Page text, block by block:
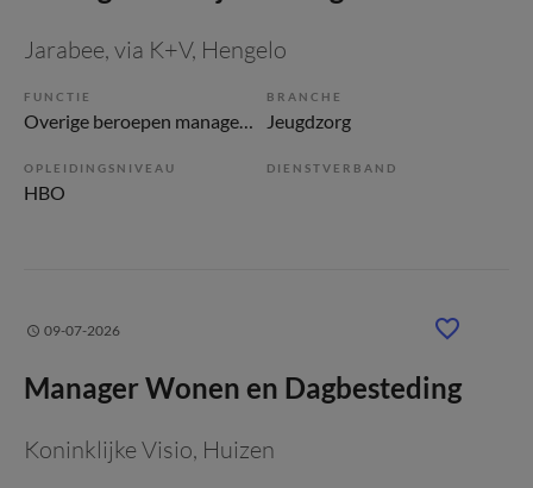
Jarabee, via K+V, Hengelo
FUNCTIE
Overige beroepen management
BRANCHE
Jeugdzorg
OPLEIDINGSNIVEAU
HBO
DIENSTVERBAND
09-07-2026
Manager Wonen en Dagbesteding
Koninklijke Visio, Huizen